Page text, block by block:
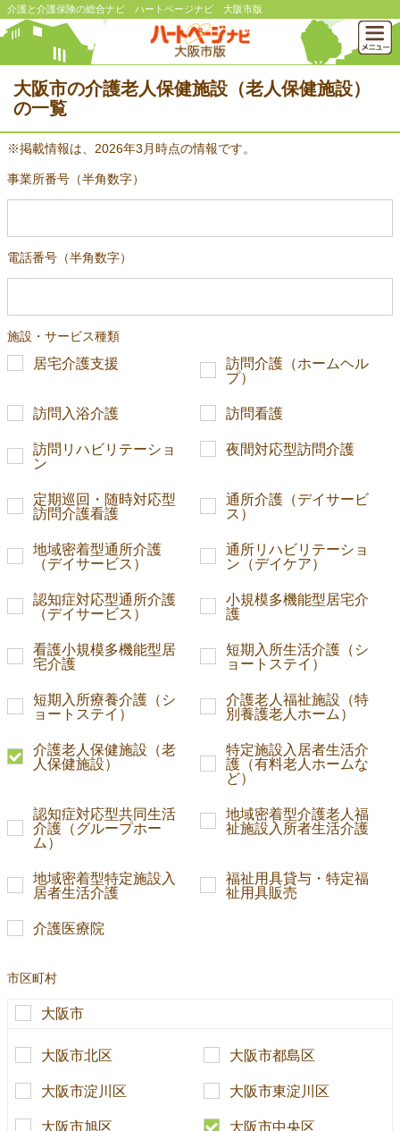
介護と介護保険の総合ナビ ハートページナビ 大阪市版
大阪市の介護老人保健施設（老人保健施設）
の一覧
※掲載情報は、2026年3月時点の情報です。
事業所番号（半角数字）
電話番号（半角数字）
施設・サービス種類
居宅介護支援
訪問介護（ホームヘル
プ）
訪問入浴介護 訪問看護
訪問リハビリテーショ
ン
夜間対応型訪問介護
定期巡回・随時対応型
訪問介護看護
通所介護（デイサービ
ス）
地域密着型通所介護
（デイサービス）
通所リハビリテーショ
ン（デイケア）
認知症対応型通所介護
（デイサービス）
小規模多機能型居宅介
護
看護小規模多機能型居
宅介護
短期入所生活介護（シ
ョートステイ）
短期入所療養介護（シ
ョートステイ）
介護老人福祉施設（特
別養護老人ホーム）
介護老人保健施設（老
人保健施設）
特定施設入居者生活介
護（有料老人ホームな
ど）
認知症対応型共同生活
介護（グループホー
ム）
地域密着型介護老人福
祉施設入所者生活介護
地域密着型特定施設入
居者生活介護
福祉用具貸与・特定福
祉用具販売
介護医療院
市区町村
大阪市
大阪市北区 大阪市都島区
大阪市淀川区 大阪市東淀川区
大阪市旭区 大阪市中央区